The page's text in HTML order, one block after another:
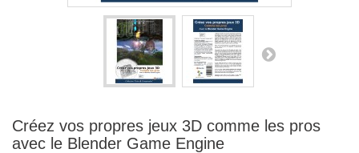
Créez vos propres jeux 3D comme les pros
avec le Blender Game Engine